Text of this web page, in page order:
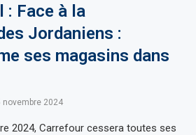
: Face à la
Jordaniens :
ses magasins dans
novembre 2024
2024, Carrefour cessera toutes ses